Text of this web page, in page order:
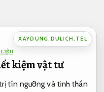
XAYDUNG.DULICH.TEL
kiệm vật tư
tín ngưỡng và tinh thần